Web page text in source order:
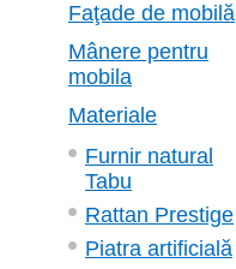
Faţade de mobilă
Mânere pentru
mobila
Materiale
Furnir natural
Tabu
Rattan Prestige
Piatra artificială